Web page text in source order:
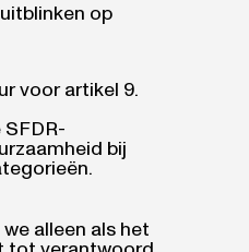
op
voor artikel 9.
bij
alleen als het